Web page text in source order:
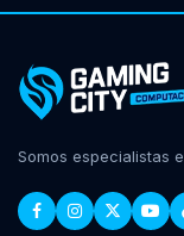
Somos especialistas